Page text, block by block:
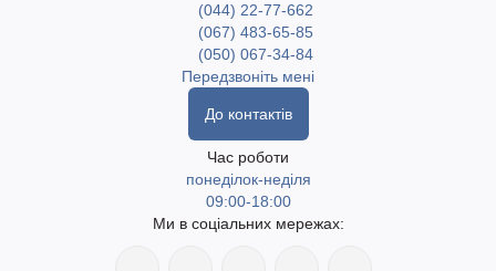
(044) 22-77-662
(067) 483-65-85
(050) 067-34-84
Передзвоніть мені
До контактів
Час роботи
понеділок-неділя
09:00-18:00
Ми в соціальних мережах: